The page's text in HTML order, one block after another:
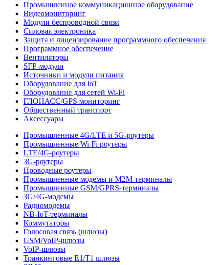
Промышленное коммуникационное оборудование
Видеомониторинг
Модули беспроводной связи
Силовая электроника
Защита и лицензирование программного обеспечения
Программное обеспечение
Вентиляторы
SFP-модули
Источники и модули питания
Оборудование для IoT
Оборудование для сетей Wi-Fi
ГЛОНАСС/GPS мониторинг
Общественный транспорт
Аксессуары
Промышленные 4G/LTE и 5G-роутеры
Промышленные Wi-Fi роутеры
LTE/4G-роутеры
3G-роутеры
Проводные роутеры
Промышленные модемы и M2M-терминалы
Промышленные GSM/GPRS-терминалы
3G/4G-модемы
Радиомодемы
NB-IoT-терминалы
Коммутаторы
Голосовая связь (шлюзы)
GSM/VoIP-шлюзы
VoIP-шлюзы
Транкинговые E1/T1 шлюзы